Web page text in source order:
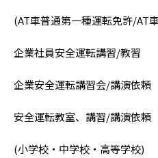
(AT車普通第一種運転免許/AT
企業社員安全運転講習/教習
企業安全運転講習会/講演依頼
安全運転教室、講習/講演依頼
(小学校・中学校・高等学校)